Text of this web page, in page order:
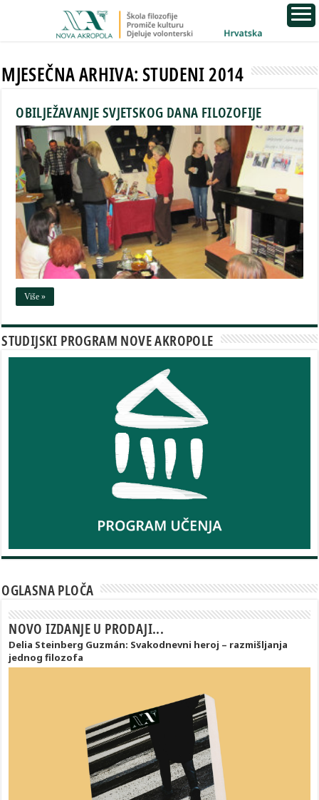
MJESEČNA ARHIVA:STUDENI 2014
OBILJEŽAVANJE SVJETSKOG DANA FILOZOFIJE
Više »
STUDIJSKI PROGRAM NOVE AKROPOLE
OGLASNA PLOČA
NOVO IZDANJE U PRODAJI...
Delia Steinberg Guzmán: Svakodnevni heroj – razmišljanja
jednog filozofa